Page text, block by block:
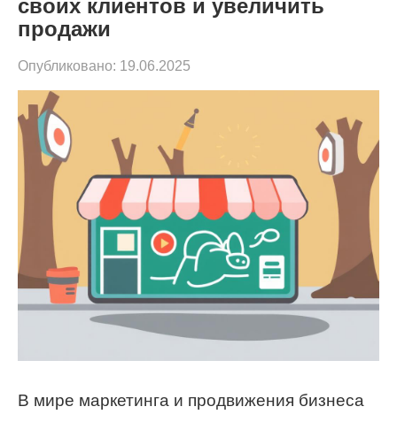
своих клиентов и увеличить
продажи
Опубликовано: 19.06.2025
В мире маркетинга и продвижения бизнеса